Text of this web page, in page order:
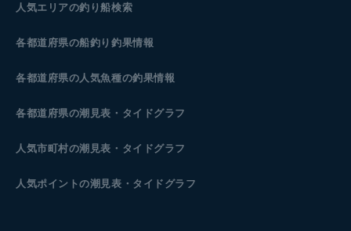
人気エリアの釣り船検索
各都道府県の船釣り釣果情報
各都道府県の人気魚種の釣果情報
各都道府県の潮見表 ・タイドグラフ
人気市町村の潮見表・タイドグラフ
人気ポイントの潮見表・タイドグラフ